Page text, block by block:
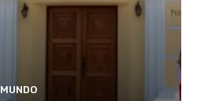
MUNDO